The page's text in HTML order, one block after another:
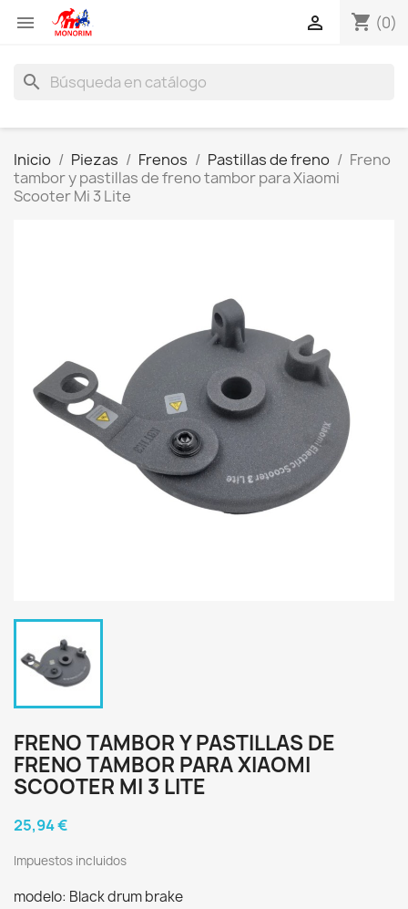
 shopping_cart (0)

search
Inicio Piezas Frenos Pastillas de freno
Freno
tambor y pastillas de freno tambor para Xiaomi
Scooter Mi 3 Lite
FRENO TAMBOR Y PASTILLAS DE
FRENO TAMBOR PARA XIAOMI
SCOOTER MI 3 LITE
25,94 €
Impuestos incluidos
modelo: Black drum brake